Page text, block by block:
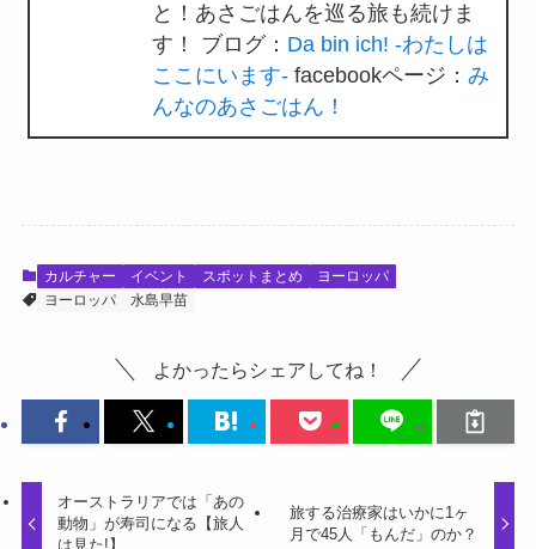
と！あさごはんを巡る旅も続けま
す！ ブログ： Da bin ich! -わたしは
ここにいます-facebookページ： み
んなのあさごはん！
カルチャー イベント スポットまとめ
ヨーロッパ
ヨーロッパ
水島早苗
よかったらシェアしてね！
オーストラリアでは「あの
動物」が寿司になる【旅人
は見た!】
旅する治療家はいかに1ヶ
月で45人「もんだ」のか？